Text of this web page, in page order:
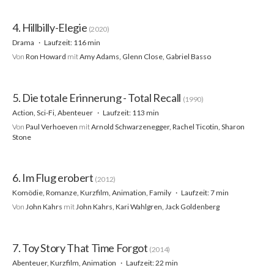
4. Hillbilly-Elegie (2020)
Drama
Laufzeit: 116 min
Von Ron Howard mitAmy Adams, Glenn Close, Gabriel Basso
5. Die totale Erinnerung - Total Recall (1990)
Action, Sci-Fi, Abenteuer
Laufzeit: 113 min
Von Paul Verhoeven mitArnold Schwarzenegger, Rachel Ticotin, Sharon
Stone
6. Im Flug erobert (2012)
Komödie, Romanze, Kurzfilm, Animation, Family
Laufzeit: 7 min
Von John Kahrs mitJohn Kahrs, Kari Wahlgren, Jack Goldenberg
7. Toy Story That Time Forgot (2014)
Abenteuer, Kurzfilm, Animation
Laufzeit: 22 min